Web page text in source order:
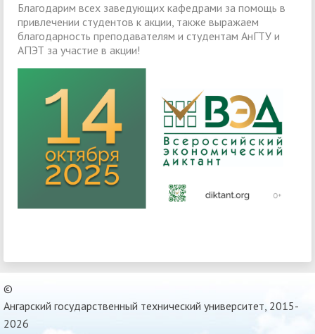
Благодарим всех заведующих кафедрами за помощь в
привлечении студентов к акции, также выражаем
благодарность преподавателям и студентам АнГТУ и
АПЭТ за участие в акции!
©
Ангарский государственный технический университет, 2015-
2026